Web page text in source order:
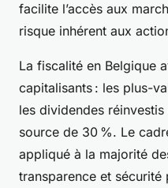
facilite l’accès aux
risque inhérent aux
La fiscalité en Belgique
capitalisants : les plus-
les dividendes
source de 30 %. Le
appliqué à la majorité
transparence et sécurité